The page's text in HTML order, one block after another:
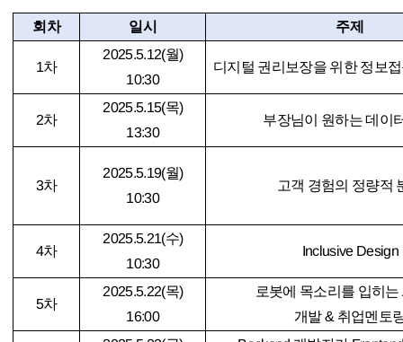
회차 일시 주제
1차
2025.5.12(월)
10:30
디지털 권리보장을 위한 정보
2차
2025.5.15(목)
13:30
부장님이 원하는 데이
3차
2025.5.19(월)
10:30
고객 경험의 정량적
4차
2025.5.21(수)
10:30
Inclusive Design
5차
2025.5.22(목)
16:00
로봇에 목소리를 입히는
개발& 취업멘토